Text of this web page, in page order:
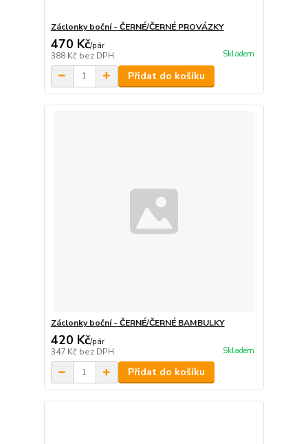
Záclonky boční - ČERNÉ/ČERNÉ PROVÁZKY
470 Kč/pár
388 Kč bez DPH Skladem
Přidat do košíku
Záclonky boční - ČERNÉ/ČERNÉ BAMBULKY
420 Kč/pár
347 Kč bez DPH Skladem
Přidat do košíku